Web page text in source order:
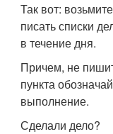
Так вот:
писать списки
в течение дня.
Причем, не
пункта
выполнение.
Сделали дело?